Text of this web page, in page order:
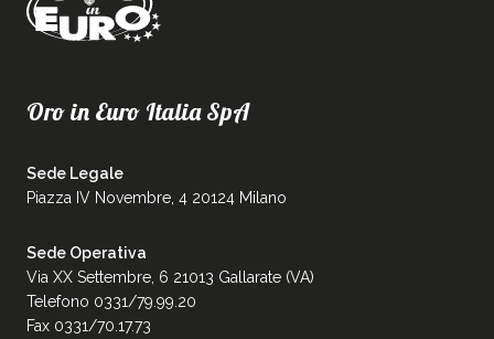
Oro in Euro Italia SpA
Sede Legale
Piazza IV Novembre, 4 20124 Milano
Sede Operativa
Via XX Settembre, 6 21013 Gallarate (VA)
Telefono 0331/79.99.20
Fax 0331/70.17.73